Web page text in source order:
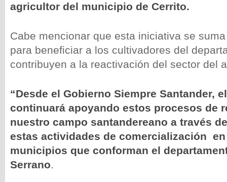
agricultor del municipio de Cerrito.
Cabe mencionar que esta iniciativa se
para beneficiar a los cultivadores del
contribuyen a la reactivación del sector del
“Desde el Gobierno Siempre Santander,
continuará apoyando estos procesos de
nuestro campo santandereano a través
estas actividades de comercialización
municipios que conforman el
Serrano.